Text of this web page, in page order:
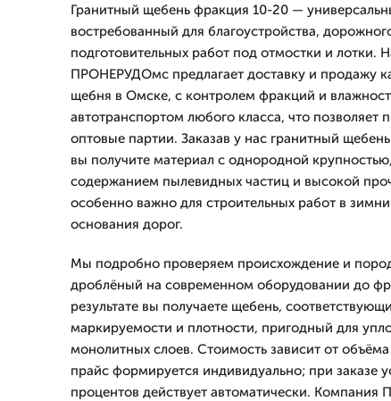
Гранитный щебень фракция 10-20 —
востребованный для благоустройства,
подготовительных работ под отмостки и лотки.
ПРОНЕРУДОмс предлагает доставку и продажу
щебня в Омске, с контролем фракций и
автотранспортом любого класса, что позволяет
оптовые партии. Заказав у нас гранитный
вы получите материал с однородной
содержанием пылевидных частиц и высокой
особенно важно для строительных работ в
основания дорог.
Мы подробно проверяем происхождение и
дроблёный на современном оборудовании до
результате вы получаете щебень,
маркируемости и плотности, пригодный для
монолитных слоев. Стоимость зависит от
прайс формируется индивидуально; при заказе
процентов действует автоматически.